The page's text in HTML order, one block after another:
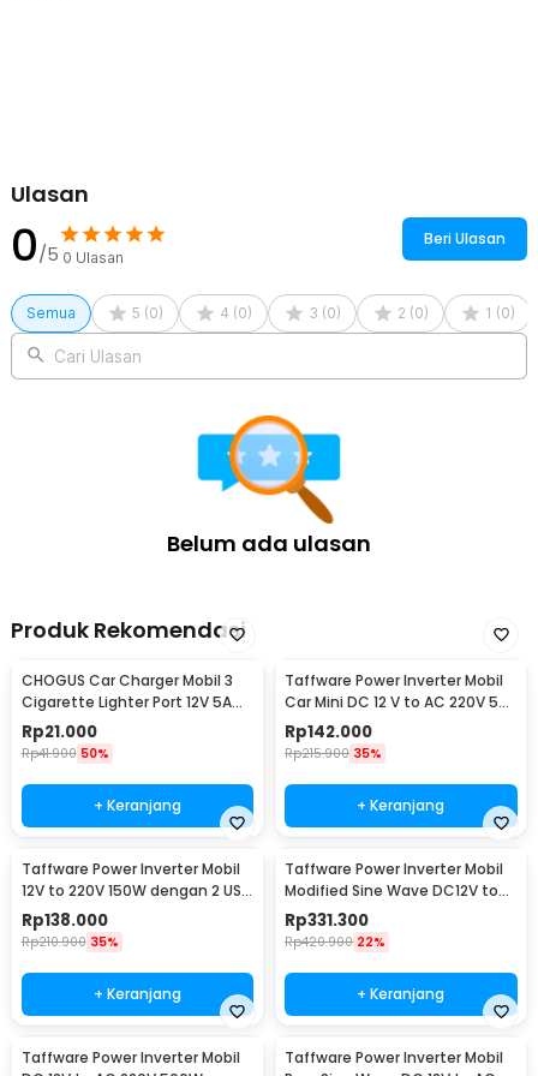
Ulasan
0/5 0 Ulasan
Beri Ulasan
Semua 5 (0) 4 (0) 3 (0) 2 (0) 1 (0)
Cari Ulasan
Belum ada ulasan
Produk Rekomendasi
CHOGUS Car Charger Mobil 3
Cigarette Lighter Port 12V 5A
60W - BM-001
Rp21.000
Rp41.900 50%
+ Keranjang
Taffware Power Inverter Mobil
Car Mini DC 12 V to AC 220V 5V
USB 150W - T150W
Rp142.000
Rp215.900 35%
+ Keranjang
Taffware Power Inverter Mobil
12V to 220V 150W dengan 2 USB
Port - PI-150W
Rp138.000
Rp210.900 35%
+ Keranjang
Taffware Power Inverter Mobil
Modified Sine Wave DC12V to
AC220V 2000W - ZX-2000E
Rp331.300
Rp420.900 22%
+ Keranjang
Taffware Power Inverter Mobil
Taffware Power Inverter Mobil